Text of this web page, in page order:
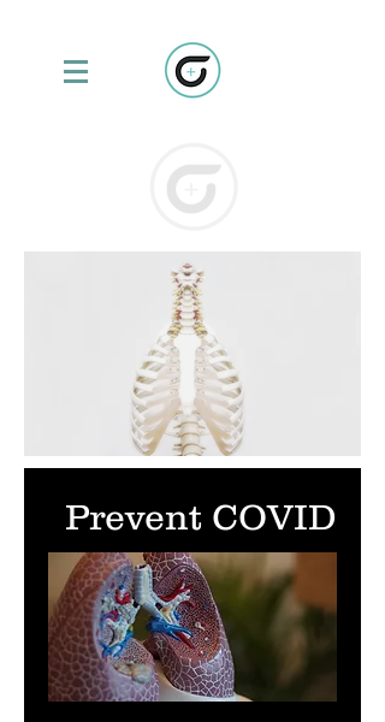
Prevent COVID